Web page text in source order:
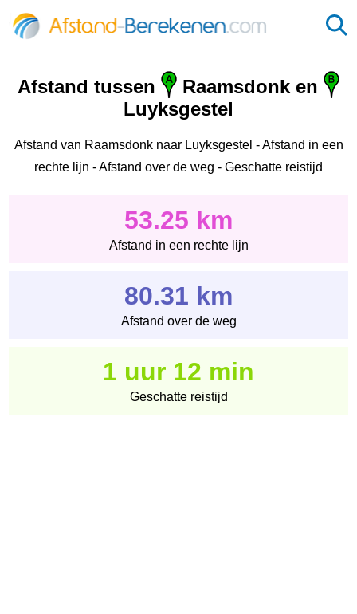
Afstand tussen
Raamsdonk en
Luyksgestel
Afstand van Raamsdonk naar Luyksgestel - Afstand in een
rechte lijn - Afstand over de weg - Geschatte reistijd
53.25 km
Afstand in een rechte lijn
80.31 km
Afstand over de weg
1 uur 12 min
Geschatte reistijd